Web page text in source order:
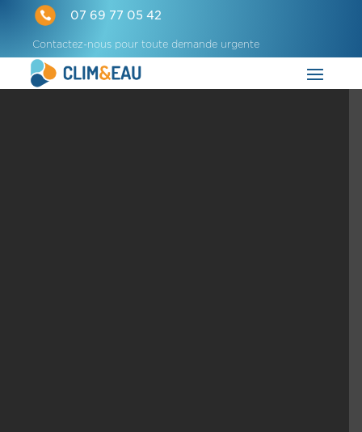
 07 69 77 05 42
Contactez-nous pour toute demande urgente